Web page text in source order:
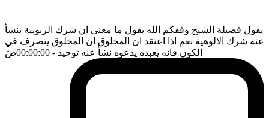
يقول فضيلة الشيخ وفقكم الله يقول ما معنى ان شرك الربوبية ينشأ
عنه شرك الالوهية نعم اذا اعتقد ان المخلوق ان المخلوق يتصرف في
الكون فانه يعبده يدعوه نشأ عنه توحيد - 00:00:00 ضَ